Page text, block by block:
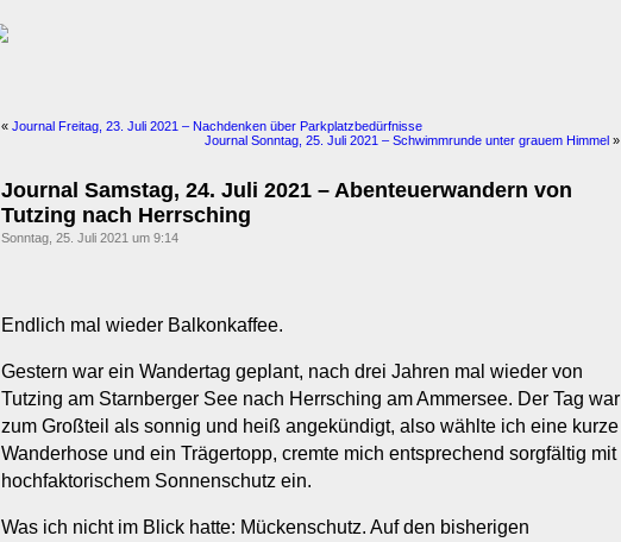
« Journal Freitag, 23. Juli 2021 – Nachdenken über Parkplatzbedürfnisse
Journal Sonntag, 25. Juli 2021 – Schwimmrunde unter grauem Himmel »
Journal Samstag, 24. Juli 2021 – Abenteuerwandern von
Tutzing nach Herrsching
Sonntag, 25. Juli 2021 um 9:14
Endlich mal wieder Balkonkaffee.
Gestern war ein Wandertag geplant, nach drei Jahren mal wieder von
Tutzing am Starnberger See nach Herrsching am Ammersee. Der Tag war
zum Großteil als sonnig und heiß angekündigt, also wählte ich eine kurze
Wanderhose und ein Trägertopp, cremte mich entsprechend sorgfältig mit
hochfaktorischem Sonnenschutz ein.
Was ich nicht im Blick hatte: Mückenschutz. Auf den bisherigen